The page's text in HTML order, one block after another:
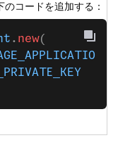
コードを追加する：
. new(